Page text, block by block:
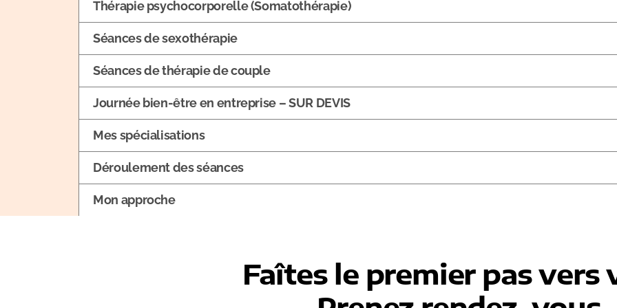
Thérapie psychocorporelle (Somatothérapie)
Séances de sexothérapie
Séances de thérapie de couple
Journée bien-être en entreprise – SUR DEVIS
Mes spécialisations
Déroulement des séances
Mon approche
Faîtes le premier pas vers